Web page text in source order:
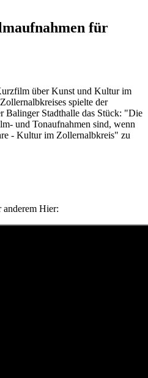
für
über Kunst und Kultur im
spielte der
Balinger Stadthalle das Stück: "Die
und Tonaufnahmen sind, wenn
- Kultur im Zollernalbkreis" zu
anderem Hier: